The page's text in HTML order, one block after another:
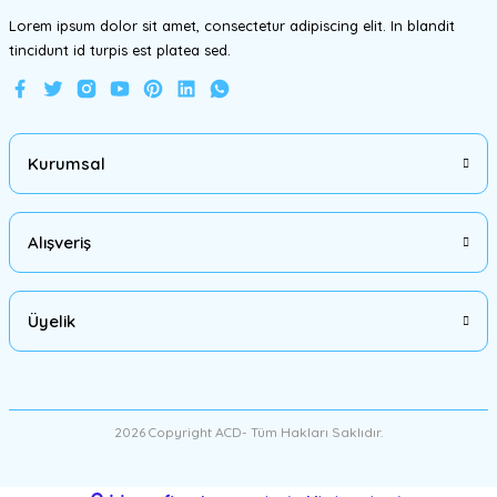
Lorem ipsum dolor sit amet, consectetur adipiscing elit. In blandit
tincidunt id turpis est platea sed.
Kurumsal
Alışveriş
Üyelik
2026 Copyright ACD- Tüm Hakları Saklıdır.